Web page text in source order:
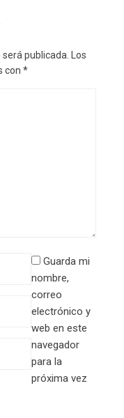
publicada.
Los
con *
Guarda mi
nombre,
correo
electrónico y
web en este
navegador
para la
próxima vez